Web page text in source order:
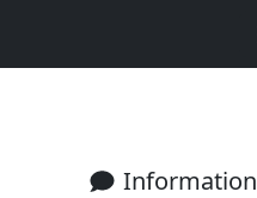
Information